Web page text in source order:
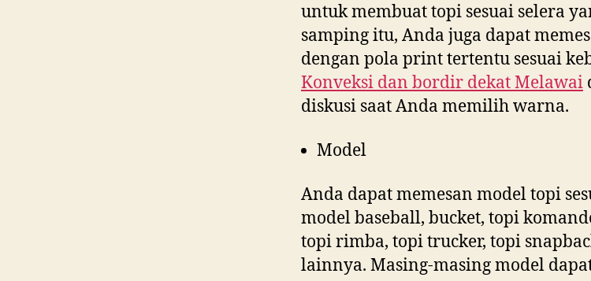
untuk membuat topi sesuai selera
samping itu, Anda juga dapat
dengan pola print tertentu sesuai
Konveksi dan bordir dekatMelawai
diskusi saat Anda memilih warna.
Model
Anda dapat memesan model topi
model baseball, bucket, topi
topi rimba, topi trucker, topi
lainnya. Masing-masing model